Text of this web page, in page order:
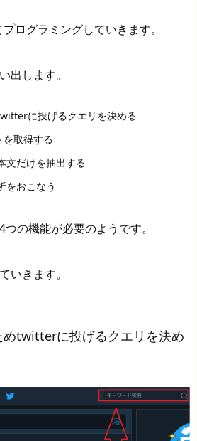
ログラミングしていきます。
出します。
に投げるクエリを決める
取得する
文だけを抽出する
をおこなう
の機能が必要のようです。
いきます。
めtwitterに投げるクエリを決め